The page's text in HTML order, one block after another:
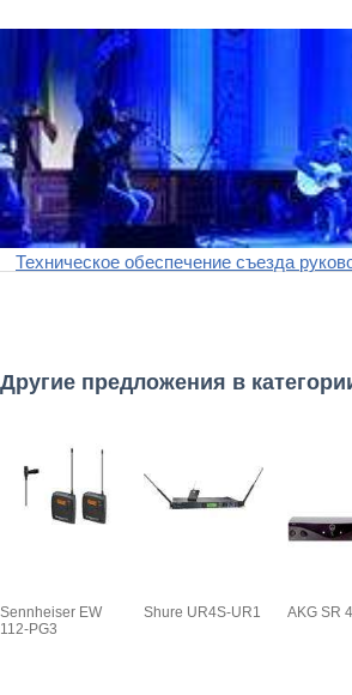
Техническое обеспечение съезда
Другие предложения в
Sennheiser EW
112-PG3
Shure UR4S-UR1 AKG SR